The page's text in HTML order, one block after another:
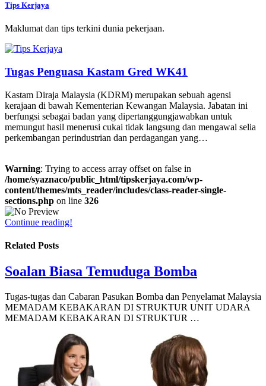
Tips Kerjaya
Maklumat dan tips terkini dunia pekerjaan.
Tugas Penguasa Kastam Gred WK41
Kastam Diraja Malaysia (KDRM) merupakan sebuah agensi
kerajaan di bawah Kementerian Kewangan Malaysia. Jabatan ini
berfungsi sebagai badan yang dipertanggungjawabkan untuk
memungut hasil menerusi cukai tidak langsung dan mengawal selia
perkembangan perindustrian dan perdagangan yang…
Warning: Trying to access array offset on false in
/home/syaznaco/public_html/tipskerjaya.com/wp-
content/themes/mts_reader/includes/class-reader-single-
sections.php on line 326
Continue reading!
Related Posts
Soalan Biasa Temuduga Bomba
Tugas-tugas dan Cabaran Pasukan Bomba dan Penyelamat Malaysia
MEMADAM KEBAKARAN DI STRUKTUR UNIT UDARA
MEMADAM KEBAKARAN DI STRUKTUR …